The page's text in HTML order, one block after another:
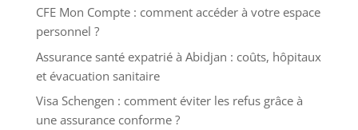
CFE Mon Compte : comment accéder à votre espace
personnel ?
Assurance santé expatrié à Abidjan : coûts, hôpitaux
et évacuation sanitaire
Visa Schengen : comment éviter les refus grâce à
une assurance conforme ?